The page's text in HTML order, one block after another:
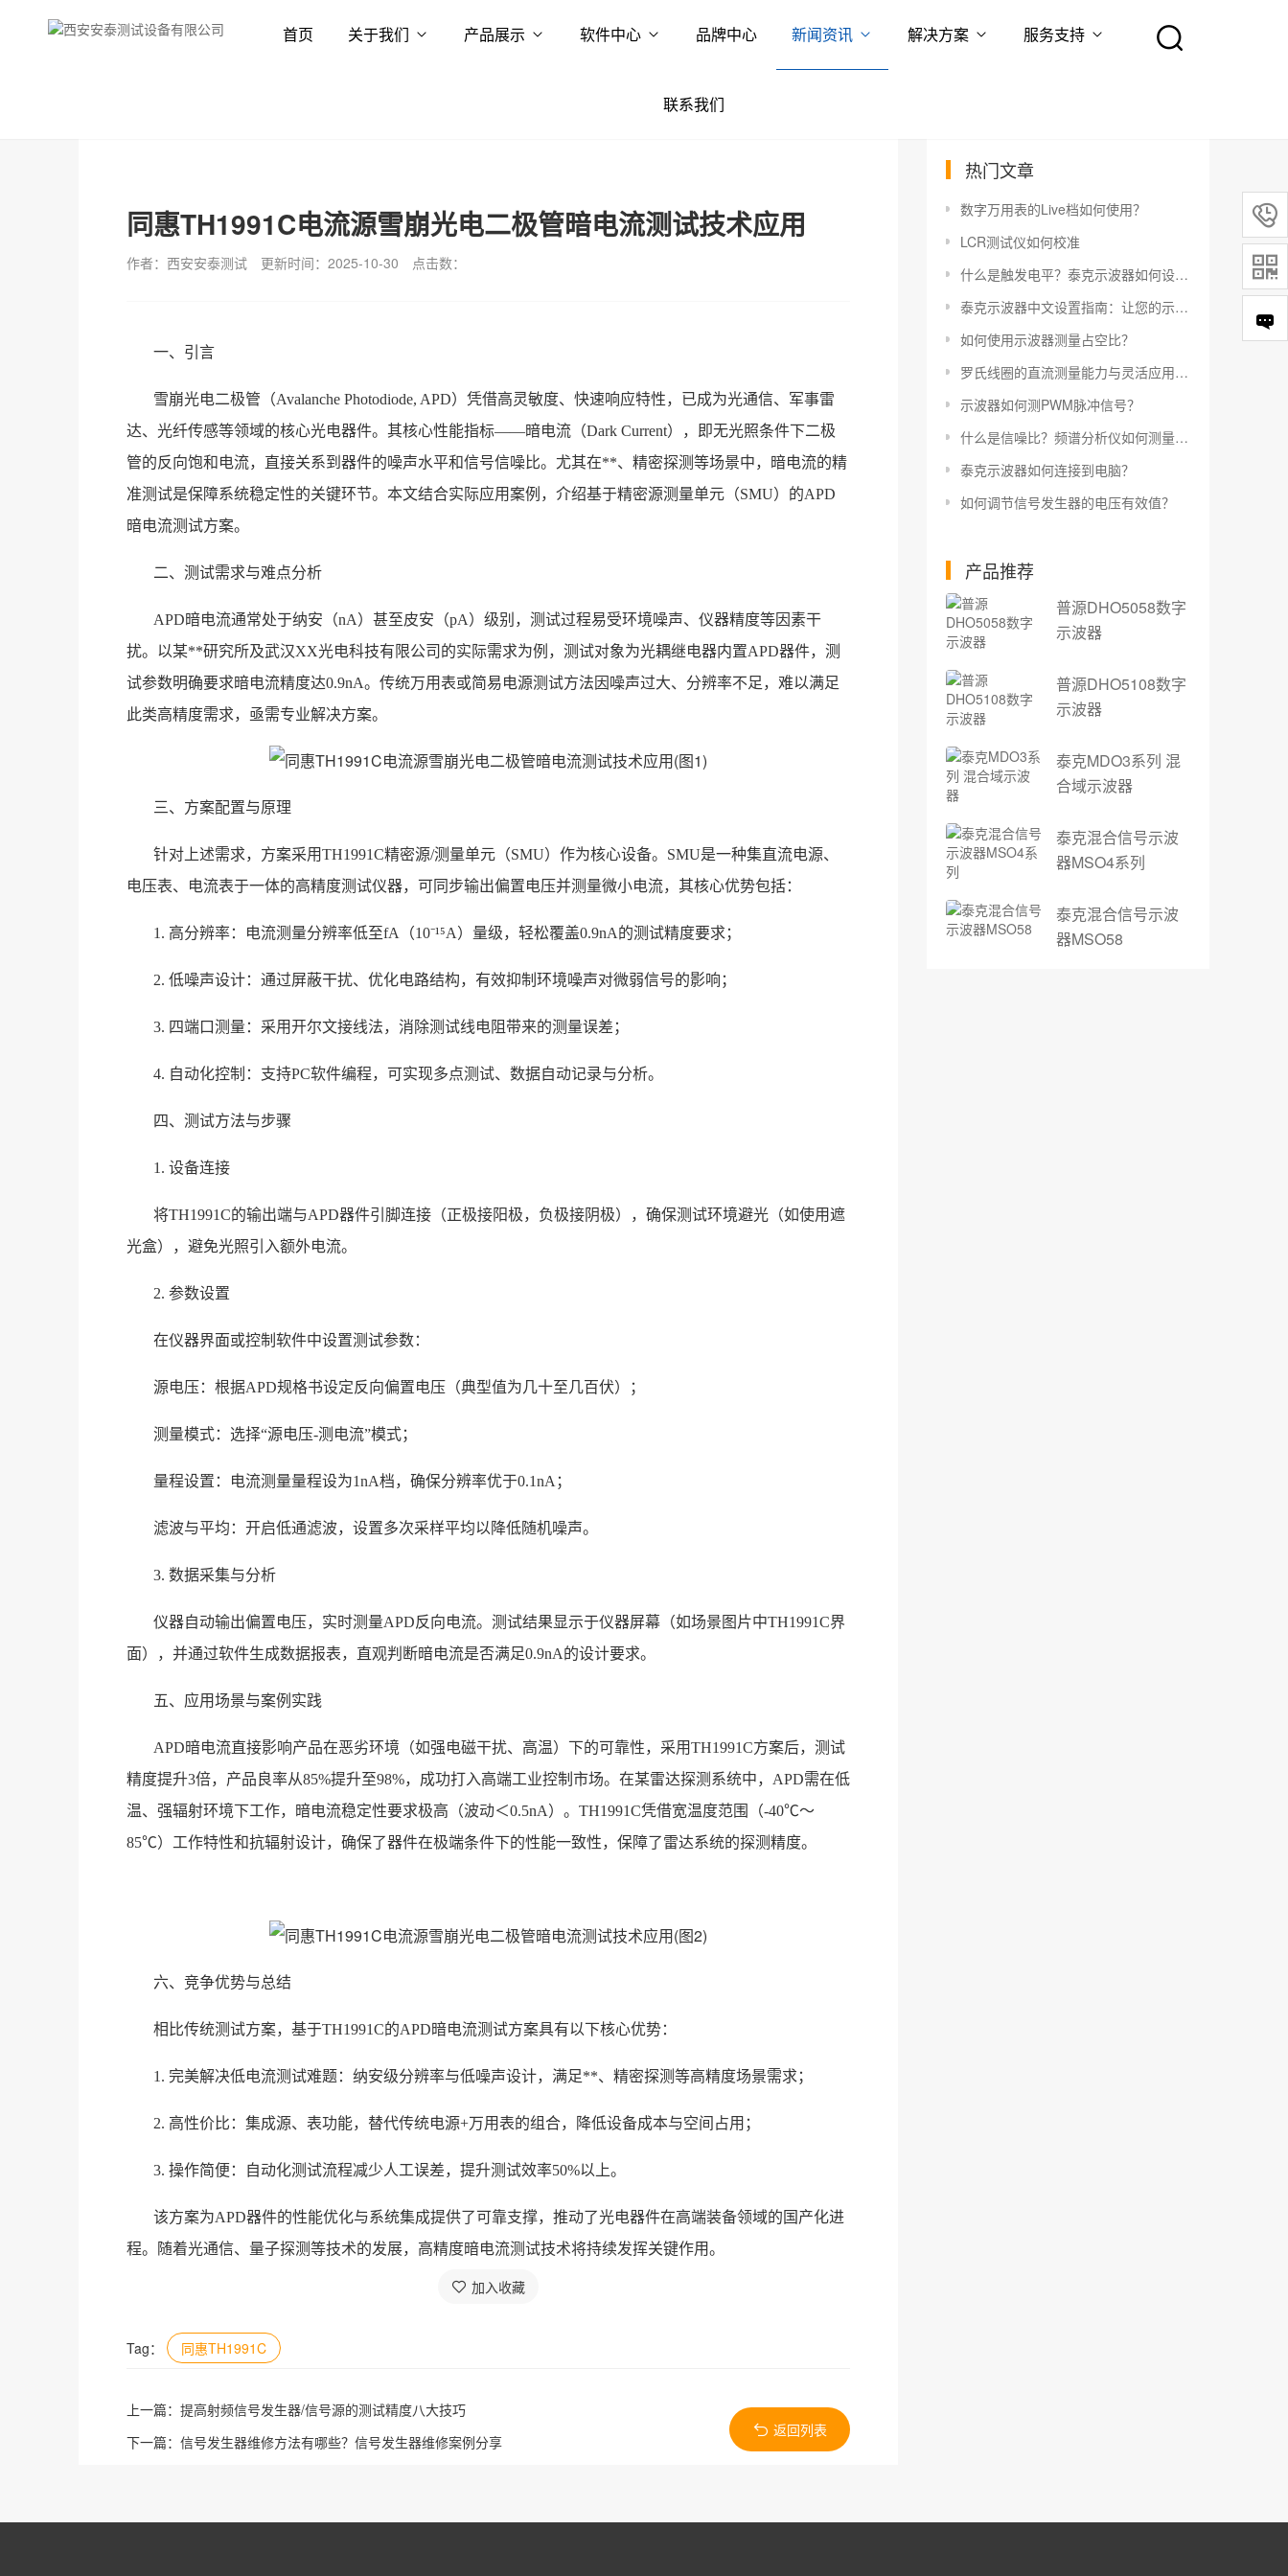
首页 关于我们 产品展示 软件中心 品牌中心 新闻资讯 解决方案 服务支持
联系我们
同惠TH1991C电流源雪崩光电二极管暗电流测试技术应用
作者：西安安泰测试 更新时间：2025-10-30 点击数：
一、引言
雪崩光电二极管（Avalanche Photodiode, APD）凭借高灵敏度、快速响应特性，已成为光通信、军事雷
达、光纤传感等领域的核心光电器件。其核心性能指标——暗电流（Dark Current），即无光照条件下二极
管的反向饱和电流，直接关系到器件的噪声水平和信号信噪比。尤其在**、精密探测等场景中，暗电流的精
准测试是保障系统稳定性的关键环节。本文结合实际应用案例，介绍基于精密源测量单元（SMU）的APD
暗电流测试方案。
二、测试需求与难点分析
APD暗电流通常处于纳安（nA）甚至皮安（pA）级别，测试过程易受环境噪声、仪器精度等因素干
扰。以某**研究所及武汉XX光电科技有限公司的实际需求为例，测试对象为光耦继电器内置APD器件，测
试参数明确要求暗电流精度达0.9nA。传统万用表或简易电源测试方法因噪声过大、分辨率不足，难以满足
此类高精度需求，亟需专业解决方案。
三、方案配置与原理
针对上述需求，方案采用TH1991C精密源/测量单元（SMU）作为核心设备。SMU是一种集直流电源、
电压表、电流表于一体的高精度测试仪器，可同步输出偏置电压并测量微小电流，其核心优势包括：
1. 高分辨率：电流测量分辨率低至fA（10⁻¹⁵A）量级，轻松覆盖0.9nA的测试精度要求；
2. 低噪声设计：通过屏蔽干扰、优化电路结构，有效抑制环境噪声对微弱信号的影响；
3. 四端口测量：采用开尔文接线法，消除测试线电阻带来的测量误差；
4. 自动化控制：支持PC软件编程，可实现多点测试、数据自动记录与分析。
四、测试方法与步骤
1. 设备连接
将TH1991C的输出端与APD器件引脚连接（正极接阳极，负极接阴极），确保测试环境避光（如使用遮
光盒），避免光照引入额外电流。
2. 参数设置
在仪器界面或控制软件中设置测试参数：
源电压：根据APD规格书设定反向偏置电压（典型值为几十至几百伏）；
测量模式：选择“源电压-测电流”模式；
量程设置：电流测量量程设为1nA档，确保分辨率优于0.1nA；
滤波与平均：开启低通滤波，设置多次采样平均以降低随机噪声。
3. 数据采集与分析
仪器自动输出偏置电压，实时测量APD反向电流。测试结果显示于仪器屏幕（如场景图片中TH1991C界
面），并通过软件生成数据报表，直观判断暗电流是否满足0.9nA的设计要求。
五、应用场景与案例实践
APD暗电流直接影响产品在恶劣环境（如强电磁干扰、高温）下的可靠性， 采用TH1991C方案后，测试
精度提升3倍，产品良率从85%提升至98%，成功打入高端工业控制市场。在某雷达探测系统中，APD需在低
温、强辐射环境下工作，暗电流稳定性要求极高（波动＜0.5nA）。TH1991C凭借宽温度范围（-40℃～
85℃）工作特性和抗辐射设计，确保了器件在极端条件下的性能一致性，保障了雷达系统的探测精度。
六、竞争优势与总结
相比传统测试方案，基于TH1991C的APD暗电流测试方案具有以下核心优势：
1. 完美解决低电流测试难题：纳安级分辨率与低噪声设计，满足**、精密探测等高精度场景需求；
2. 高性价比：集成源、表功能，替代传统电源+万用表的组合，降低设备成本与空间占用；
3. 操作简便：自动化测试流程减少人工误差，提升测试效率50%以上。
该方案为APD器件的性能优化与系统集成提供了可靠支撑，推动了光电器件在高端装备领域的国产化进
程。随着光通信、量子探测等技术的发展，高精度暗电流测试技术将持续发挥关键作用。
加入收藏
Tag： 同惠TH1991C
上一篇： 提高射频信号发生器/信号源的测试精度八大技巧
下一篇： 信号发生器维修方法有哪些？信号发生器维修案例分享
返回列表
热门文章
数字万用表的Live档如何使用？
LCR测试仪如何校准
什么是触发电平？泰克示波器如何设置触发电平？
泰克示波器中文设置指南：让您的示波器更易于使用
如何使用示波器测量占空比？
罗氏线圈的直流测量能力与灵活应用指南
示波器如何测PWM脉冲信号？
什么是信噪比？频谱分析仪如何测量信噪比？
泰克示波器如何连接到电脑？
如何调节信号发生器的电压有效值？
产品推荐
普源DHO5058数字
示波器
普源DHO5108数字
示波器
泰克MDO3系列 混
合域示波器
泰克混合信号示波
器MSO4系列
泰克混合信号示波
器MSO58

